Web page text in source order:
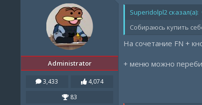
Administrator
3,433
4,074
83
Superidolpl2 сказал(а):
Собираюсь купить
На сочетание FN +
+ меню можно